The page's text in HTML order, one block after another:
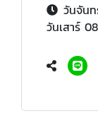
วันจัน
วันเสาร์